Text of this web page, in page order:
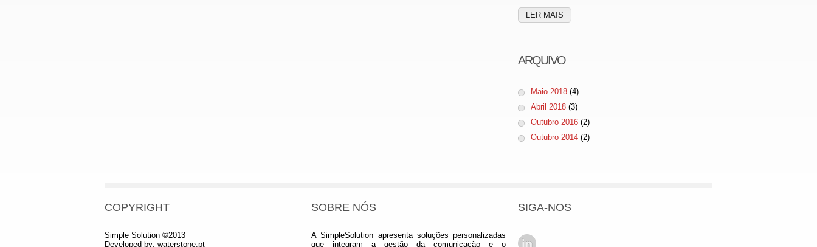
LER MAIS
ARQUIVO
Maio 2018 (4)
Abril 2018 (3)
Outubro 2016 (2)
Outubro 2014 (2)
COPYRIGHT
Simple Solution ©2013
Developed by: waterstone.pt
SOBRE NÓS
A SimpleSolution apresenta soluções personalizadas
que integram a gestão da comunicação e o
SIGA-NOS